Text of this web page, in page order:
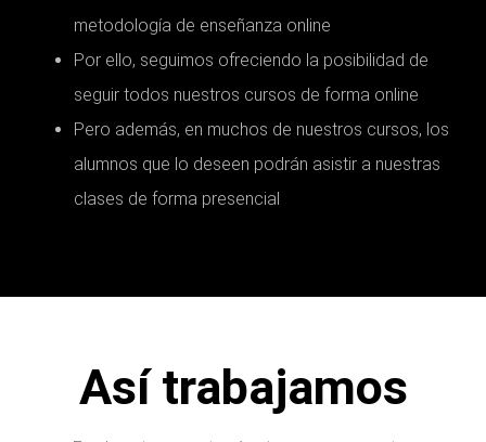
metodología de enseñanza online
Por ello, seguimos ofreciendo la posibilidad de
seguir todos nuestros cursos de forma online
Pero además, en muchos de nuestros cursos, los
alumnos que lo deseen podrán asistir a nuestras
clases de forma presencial
Así trabajamos